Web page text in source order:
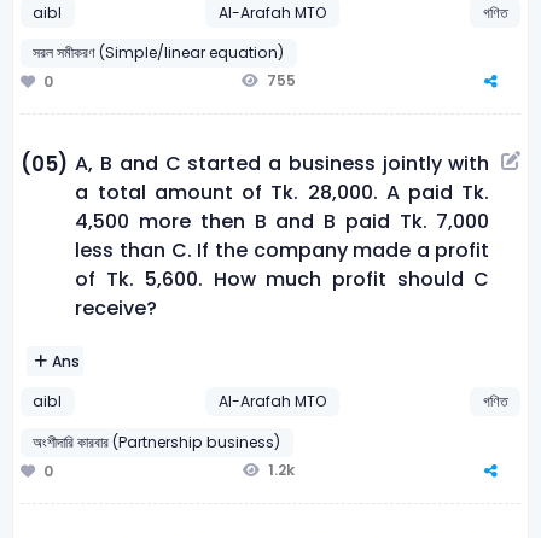
aibl
Al-Arafah MTO
গণিত
সরল সমীকরণ (Simple/linear equation)
0
755
(05) A, B and C started a business jointly with
a total amount of Tk. 28,000. A paid Tk.
4,500 more then B and B paid Tk. 7,000
less than C. If the company made a profit
of Tk. 5,600. How much profit should C
receive?
Ans
aibl
Al-Arafah MTO
গণিত
অংশীদারি কারবার (Partnership business)
0
1.2k